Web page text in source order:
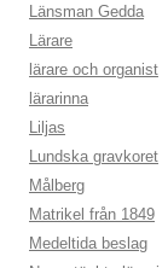
Länsman Gedda
Lärare
lärare och organist
lärarinna
Liljas
Lundska gravkoret
Målberg
Matrikel från 1849
Medeltida beslag